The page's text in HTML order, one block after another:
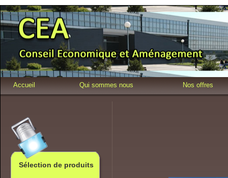
Accueil Qui sommes nous Nos offres
Sélection de produits